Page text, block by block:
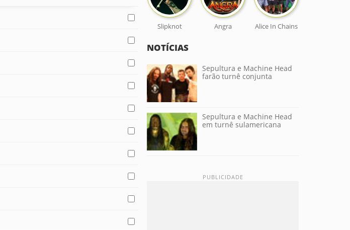
Slipknot Angra Alice In Chains
NOTÍCIAS
Sepultura e Machine Head
farão turnê conjunta
Sepultura e Machine Head
em turnê sulamericana